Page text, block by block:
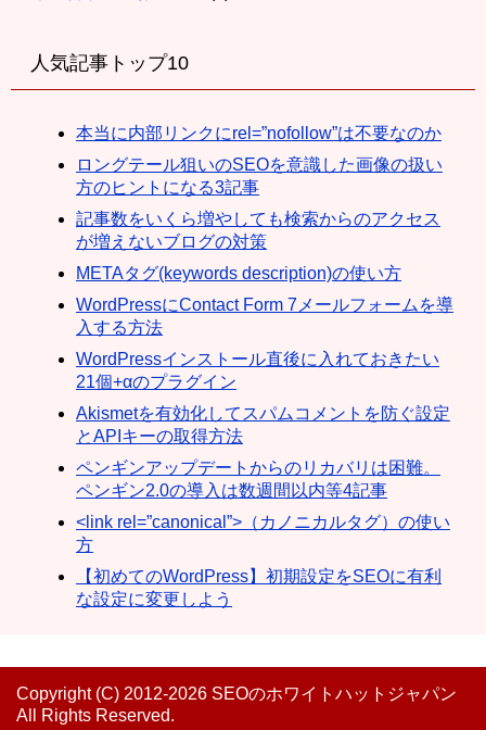
人気記事トップ10
本当に内部リンクにrel=”nofollow”は不要なのか
ロングテール狙いのSEOを意識した画像の扱い
方のヒントになる3記事
記事数をいくら増やしても検索からのアクセス
が増えないブログの対策
METAタグ(keywords description)の使い方
WordPressにContact Form 7メールフォームを導
入する方法
WordPressインストール直後に入れておきたい
21個+αのプラグイン
Akismetを有効化してスパムコメントを防ぐ設定
とAPIキーの取得方法
ペンギンアップデートからのリカバリは困難。
ペンギン2.0の導入は数週間以内等4記事
<link rel=”canonical”>（カノニカルタグ）の使い
方
【初めてのWordPress】初期設定をSEOに有利
な設定に変更しよう
Copyright (C) 2012-2026 SEOのホワイトハットジャパン
All Rights Reserved.